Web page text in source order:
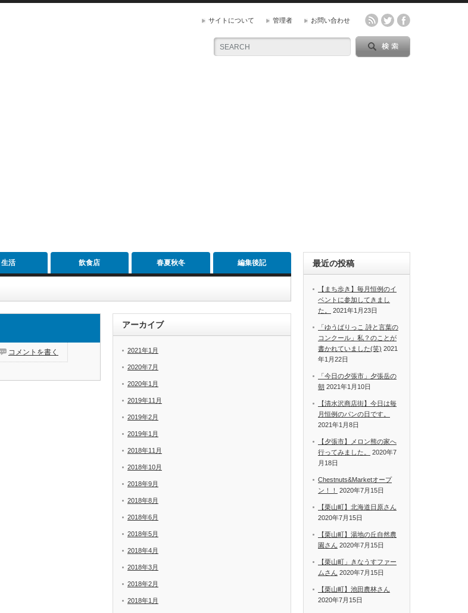
サイトについて 管理者 お問い合わせ
生活 飲食店 春夏秋冬 編集後記
コメントを書く
アーカイブ
2021年1月
2020年7月
2020年1月
2019年11月
2019年2月
2019年1月
2018年11月
2018年10月
2018年9月
2018年8月
2018年6月
2018年5月
2018年4月
2018年3月
2018年2月
2018年1月
最近の投稿
【まち歩き】毎月恒例のイ
ベントに参加してきまし
た。
2021年1月23日
「ゆうばりっこ 詩と言葉の
コンクール」私？のことが
書かれていました(笑) 2021
年1月22日
「今日の夕張市」夕張岳の
朝 2021年1月10日
【清水沢商店街】今日は毎
月恒例のパンの日です。
2021年1月8日
【夕張市】メロン熊の家へ
行ってみました。
2020年7
月18日
Chestnuts&Marketオープ
ン！！
2020年7月15日
【栗山町】北海道日原さん
2020年7月15日
【栗山町】湯地の丘自然農
園さん 2020年7月15日
【栗山町」きなうすファー
ムさん 2020年7月15日
【栗山町】池田農林さん
2020年7月15日